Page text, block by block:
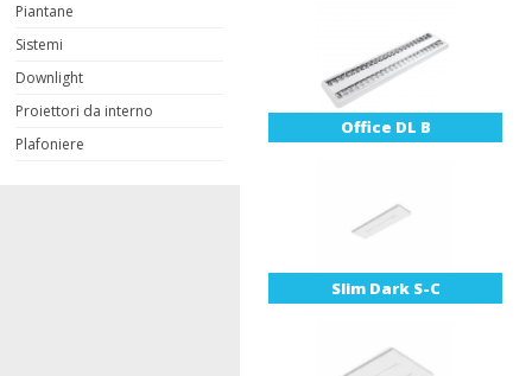
Office DL B
Slim Dark S-C
Piantane
Sistemi
Downlight
Proiettori da interno
Plafoniere